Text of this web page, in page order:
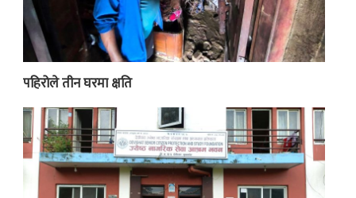
पहिरोले तीन घरमा क्षति